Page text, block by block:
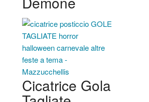
Cicatrice Gola